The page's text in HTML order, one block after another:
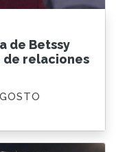
de Betssy
de relaciones